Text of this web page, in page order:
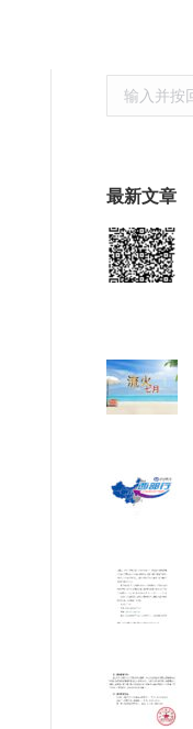
Search:
最新文章